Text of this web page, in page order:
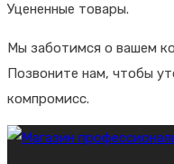
Уцененные товары.
Мы заботимся о вашем
Позвоните нам, чтобы
компромисс.